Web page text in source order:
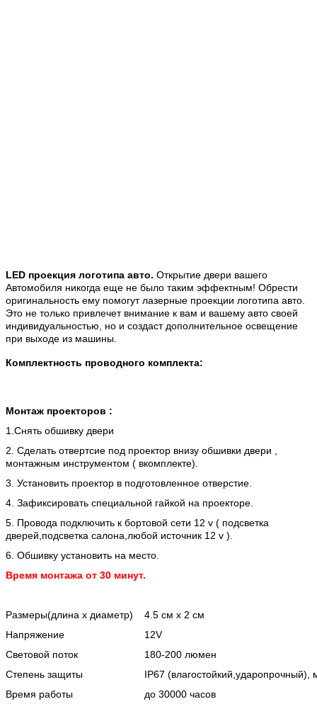
LED проекция логотипа авто. Открытие двери вашего
Автомобиля никогда еще не было таким эффектным! Обрести
оригинальность ему помогут лазерные проекции логотипа авто.
Это не только привлечет внимание к вам и вашему авто своей
индивидуальностью, но и создаст дополнительное освещение
при выходе из машины.
Комплектность проводного комплекта:
Монтаж проекторов :
1.Снять обшивку двери
2. Сделать отвертсие под проектор внизу обшивки двери ,
монтажным инструментом ( вкомплекте).
3. Установить проектор в подготовленное отверстие.
4. Зафиксировать специальной гайкой на проекторе.
5. Провода подключить к бортовой сети 12 v ( подсветка
дверей,подсветка салона,любой источник 12 v ).
6. Обшивку установить на место.
Время монтажа от 30 минут.
Размеры(длина х диаметр)
4.5 см х 2 см
Напряжение
12V
Световой поток
180-200 люмен
Степень защиты
IP67 (влагостойкий,ударопрочный),
Время работы
до 30000 часов